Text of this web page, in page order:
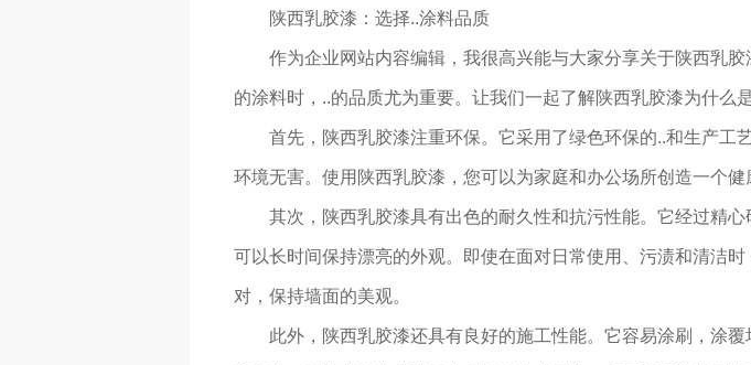
陕西乳胶漆：选择..涂料品质
作为企业网站内容编辑，我很高兴能与大家分享关于陕西乳
的涂料时，..的品质尤为重要。让我们一起了解陕西乳胶漆为什么是
首先，陕西乳胶漆注重环保。它采用了绿色环保的..和生产工
环境无害。使用陕西乳胶漆，您可以为家庭和办公场所创造一个健
其次，陕西乳胶漆具有出色的耐久性和抗污性能。它经过精心
可以长时间保持漂亮的外观。即使在面对日常使用、污渍和清洁
对，保持墙面的美观。
此外，陕西乳胶漆还具有良好的施工性能。它容易涂刷，涂